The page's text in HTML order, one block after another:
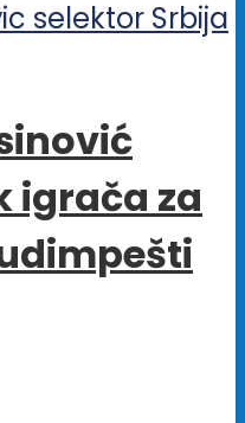
igrača za